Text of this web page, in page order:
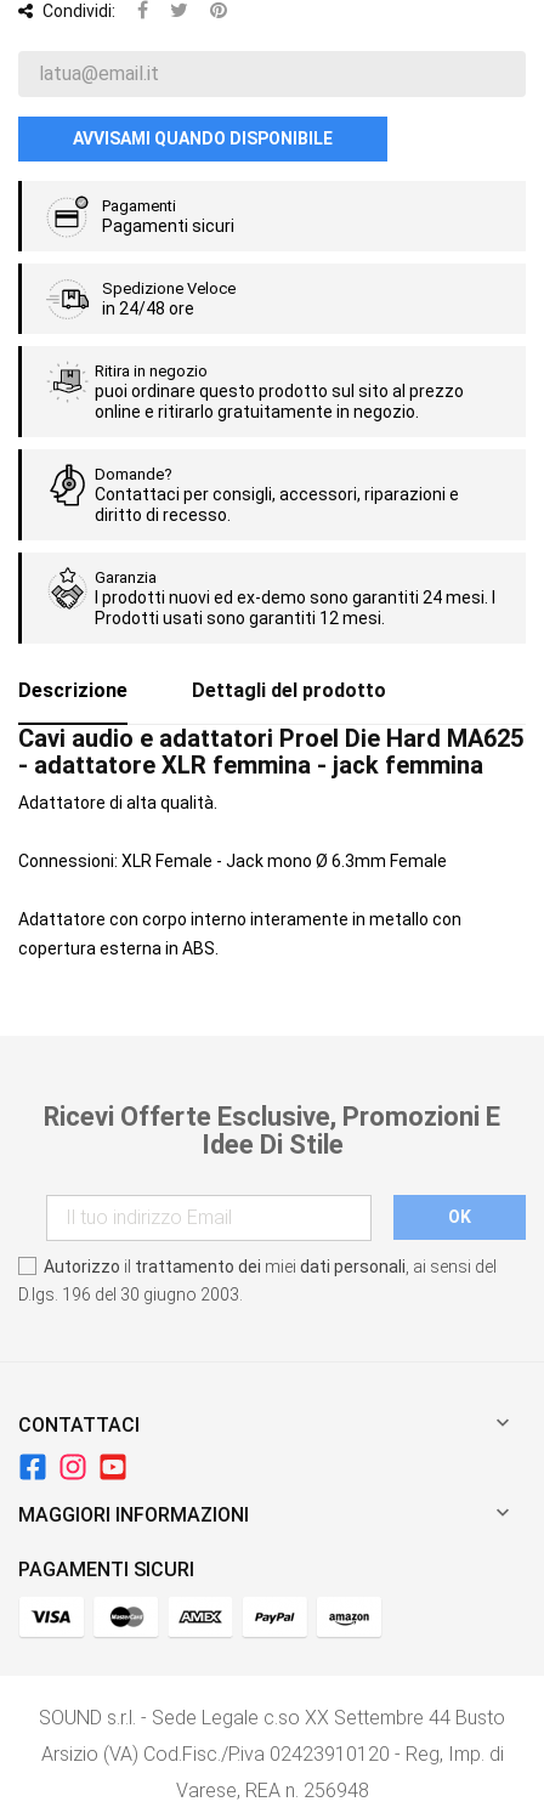
Condividi:
AVVISAMI QUANDO DISPONIBILE
Pagamenti
Pagamenti sicuri
Spedizione Veloce
in 24/48 ore
Ritira in negozio
puoi ordinare questo prodotto sul sito al prezzo
online e ritirarlo gratuitamente in negozio.
Domande?
Contattaci per consigli, accessori, riparazioni e
diritto di recesso.
Garanzia
I prodotti nuovi ed ex-demo sono garantiti 24 mesi. I
Prodotti usati sono garantiti 12 mesi.
Descrizione Dettagli del prodotto
Cavi audio e adattatori Proel Die Hard MA625
- adattatore XLR femmina - jack femmina
Adattatore di alta qualità.
Connessioni: XLR Female - Jack mono Ø 6.3mm Female
Adattatore con corpo interno interamente in metallo con
copertura esterna in ABS.
Ricevi Offerte Esclusive, Promozioni E
Idee Di Stile
Autorizzo il trattamento dei miei dati personali , ai sensi del
D.lgs. 196 del 30 giugno 2003.
CONTATTACI 
MAGGIORI INFORMAZIONI 
PAGAMENTI SICURI
SOUND s.r.l. - Sede Legale c.so XX Settembre 44 Busto
Arsizio (VA) Cod.Fisc./P.iva 02423910120 - Reg, Imp. di
Varese, REA n. 256948